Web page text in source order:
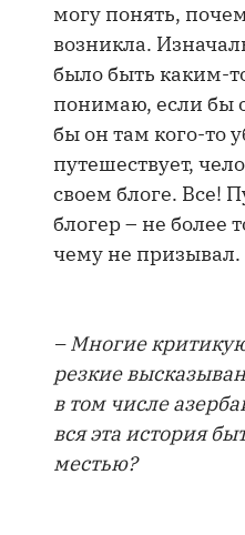
могу понять,
возникла.
было быть каким-
понимаю, если бы
бы он там кого-то
путешествует,
своем блоге. Все!
блогер – не более
чему не призывал.
– Многие
резкие
в том числе
вся эта история
местью?